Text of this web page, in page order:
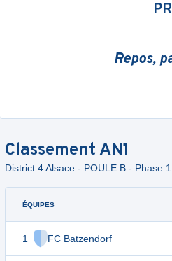
Repos,
Classement AN1
District 4 Alsace - POULE B - Phase 1
ÉQUIPES
1 FC Batzendorf